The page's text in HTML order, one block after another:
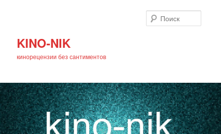
KINO-NIK
кинорецензии без сантиментов